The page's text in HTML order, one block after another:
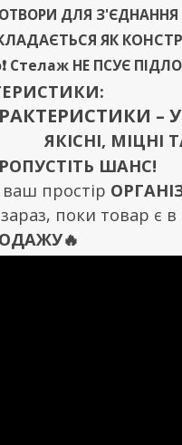
ДЛЯ
ЯК
Стелаж НЕ ПСУЄ
ЯКІСНІ,
ШАНС!
ваш простір
зараз, поки товар є в